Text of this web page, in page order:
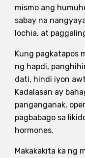
mismo ang
sabay na
lochia, at
Kung pagkatapos
ng hapdi,
dati, hindi iyon
Kadalasan ay
panganganak,
pagbabago sa
hormones.
Makakakita ka ng